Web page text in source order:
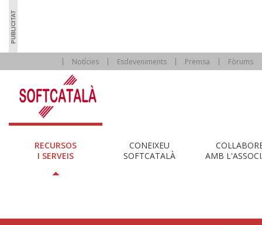
Notícies Esdeveniments Premsa Fòrums
RECURSOS
I SERVEIS
CONEIXEU
SOFTCATALÀ
AMB